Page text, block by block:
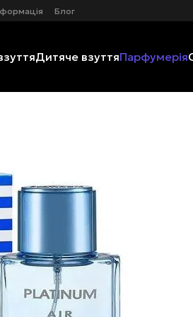
Блог
Дитяче взуттяПарфумерія